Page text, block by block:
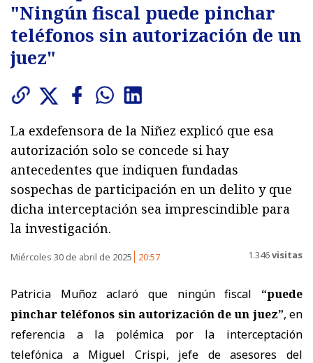
"Ningún fiscal puede pinchar
teléfonos sin autorización de un
juez"
La exdefensora de la Niñez explicó que esa
autorización solo se concede si hay
antecedentes que indiquen fundadas
sospechas de participación en un delito y que
dicha interceptación sea imprescindible para
la investigación.
Miércoles 30 de abril de 2025 20:57 1.346visitas
Patricia Muñoz aclaró que ningún fiscal “puede
pinchar teléfonos sin autorización de un juez”, en
referencia a la polémica por la interceptación
telefónica a Miguel Crispi, jefe de asesores del